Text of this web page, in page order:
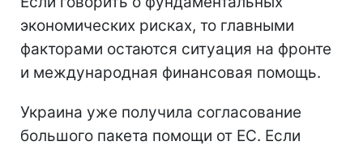
экономических рисках, то главными
факторами остаются ситуация на фронте
и международная финансовая помощь.
Украина уже получила согласование
большого пакета помощи от ЕС. Если